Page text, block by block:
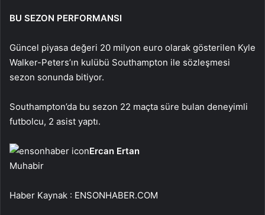
BU SEZON PERFORMANSI
Güncel piyasa değeri 20 milyon euro olarak gösterilen Kyle
Walker-Peters’ın kulübü Southampton ile sözleşmesi
sezon sonunda bitiyor.
Southampton’da bu sezon 22 maçta süre bulan deneyimli
futbolcu, 2 asist yaptı.
Ercan Ertan
Muhabir
Haber Kaynak : ENSONHABER.COM